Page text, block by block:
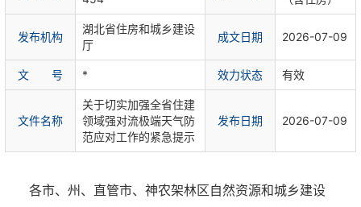
发布机构
湖北省住房和城乡建设
厅
成文日期 2026-07-09
文 号 * 效力状态 有效
文件名称
关于切实加强全省住建
领域强对流极端天气防
范应对工作的紧急提示
发布日期 2026-07-09
各市、州、直管市、神农架林区自然资源和城乡建设